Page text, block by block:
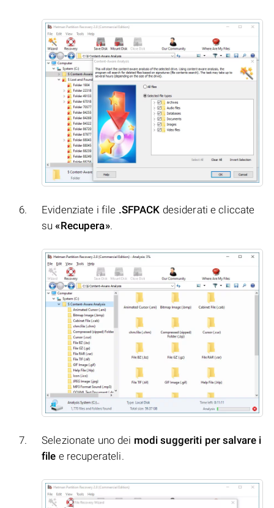
Evidenziate i file .SFPACK desiderati e cliccate
su«Recupera».
Selezionate uno dei modi suggeriti per salvare i
file e recuperateli.